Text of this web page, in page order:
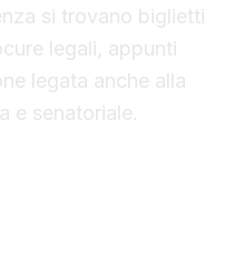
si trovano biglietti
legali, appunti
legata anche alla
e senatoriale.